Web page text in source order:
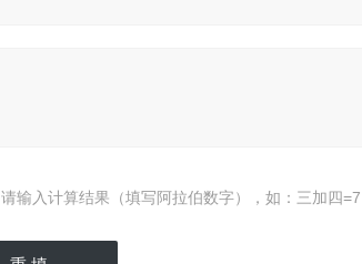
请输入计算结果（填写阿拉伯数字），如：三加四=7